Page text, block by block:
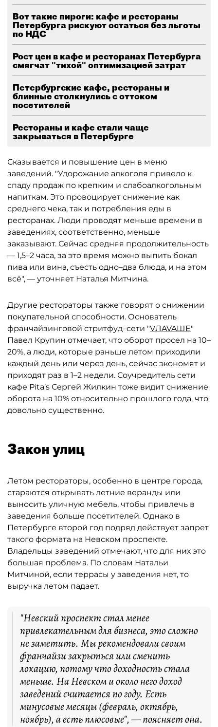
Вот такие пироги: кафе и рестораны
Петербурга рискуют остаться без льготы
по НДС
Рост цен в кафе и ресторанах Петербурга
смягчат "тихой" оптимизацией затрат
Петербургские кафе, рестораны и
блинные столкнулись с оттоком
посетителей
Рестораны и кафе стали чаще
закрываться в Петербурге
Сказывается и повышение цен в меню
заведений. "Удорожание алкоголя привело к
спаду продаж по крепким и слабоалкогольным
напиткам. Это провоцирует снижение как
среднего чека, так и потребления еды в
ресторанах. Люди проводят меньше времени в
заведениях, соответственно, меньше
заказывают. Сейчас средняя продолжительность
— 1,5–2 часа, за это время можно выпить бокал
пива или вина, съесть одно–два блюда, и на этом
всё", — уточняет Наталья Митчина.
Другие рестораторы также говорят о снижении
покупательной способности. Основатель
франчайзинговой стритфуд–сети "VЛAVAШЕ"
Павел Крупин отмечает, что оборот просел на 10–
20%, а люди, которые раньше летом приходили
каждый день или через день, сейчас экономят и
приходят раз в 1–2 недели. Соучредитель сети
кафе Pita’s Сергей Жилкин тоже видит снижение
оборота на 10% относительно прошлого года, что
довольно существенно.
Закон улиц
Летом рестораторы, особенно в центре города,
стараются открывать летние веранды или
выносить уличную мебель, чтобы привлечь в
заведения больше посетителей. Однако в
Петербурге второй год подряд действует запрет
такого формата на Невском проспекте.
Владельцы заведений отмечают, что для них это
большая проблема. По словам Натальи
Митчиной, если террасы у заведения нет, то
выручка летом падает.
"Невский проспект стал менее
привлекательным для бизнеса, это сложно
не заметить. Мы рекомендовали своим
франчайзи закрыться или сменить
локацию, потому что доходность стала
меньше. На Невском и около него доход
заведений считается по году. Есть
минусовые месяцы (февраль, октябрь,
ноябрь), а есть плюсовые", — поясняет она.